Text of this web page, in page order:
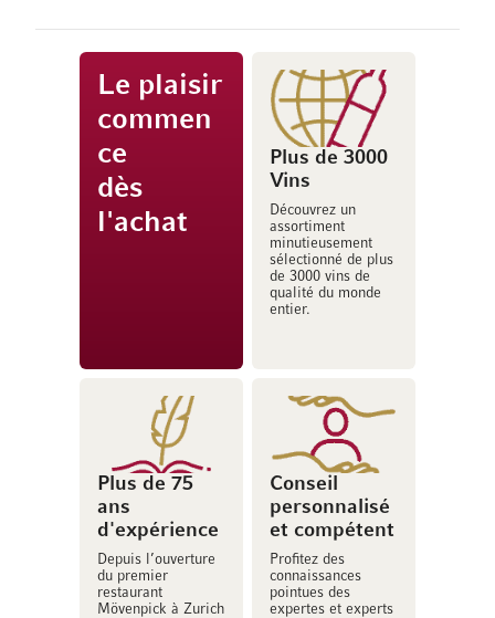
Le plaisir
commen
ce
dès
l'achat
Plus de 3000
Vins
Découvrez un
assortiment
minutieusement
sélectionné de plus
de 3000 vins de
qualité du monde
entier.
Plus de 75
ans
d'expérience
Depuis l’ouverture
du premier
restaurant
Mövenpick à Zurich
Conseil
personnalisé
et compétent
Profitez des
connaissances
pointues des
expertes et experts